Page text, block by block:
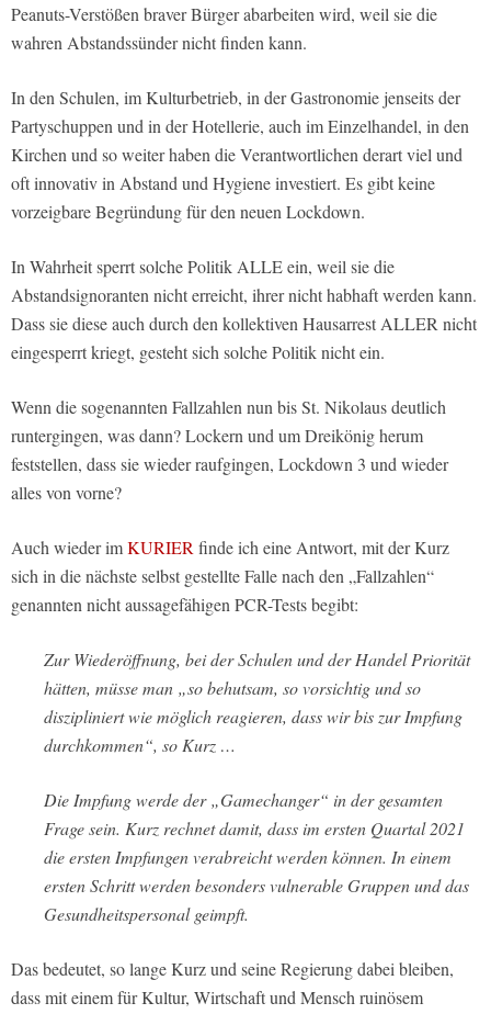
Peanuts-Verstößen braver Bürger abarbeiten wird, weil sie die
wahren Abstandssünder nicht finden kann.
In den Schulen, im Kulturbetrieb, in der Gastronomie jenseits der
Partyschuppen und in der Hotellerie, auch im Einzelhandel, in den
Kirchen und so weiter haben die Verantwortlichen derart viel und
oft innovativ in Abstand und Hygiene investiert. Es gibt keine
vorzeigbare Begründung für den neuen Lockdown.
In Wahrheit sperrt solche Politik ALLE ein, weil sie die
Abstandsignoranten nicht erreicht, ihrer nicht habhaft werden kann.
Dass sie diese auch durch den kollektiven Hausarrest ALLER nicht
eingesperrt kriegt, gesteht sich solche Politik nicht ein.
Wenn die sogenannten Fallzahlen nun bis St. Nikolaus deutlich
runtergingen, was dann? Lockern und um Dreikönig herum
feststellen, dass sie wieder raufgingen, Lockdown 3 und wieder
alles von vorne?
Auch wieder imKURIER finde ich eine Antwort, mit der Kurz
sich in die nächste selbst gestellte Falle nach den „Fallzahlen“
genannten nicht aussagefähigen PCR-Tests begibt:
Zur Wiederöffnung, bei der Schulen und der Handel Priorität
hätten, müsse man „so behutsam, so vorsichtig und so
diszipliniert wie möglich reagieren, dass wir bis zur Impfung
durchkommen“, so Kurz …
Die Impfung werde der „Gamechanger“ in der gesamten
Frage sein. Kurz rechnet damit, dass im ersten Quartal 2021
die ersten Impfungen verabreicht werden können. In einem
ersten Schritt werden besonders vulnerable Gruppen und das
Gesundheitspersonal geimpft.
Das bedeutet, so lange Kurz und seine Regierung dabei bleiben,
dass mit einem für Kultur, Wirtschaft und Mensch ruinösem